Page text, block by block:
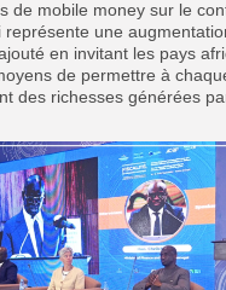
de mobile money sur le
représente une
en invitant les pays
de permettre à
des richesses générées